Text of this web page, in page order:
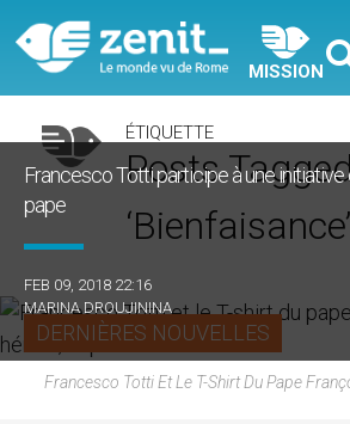
MISSION
ÉTIQUETTE
Posts
‘bienfaisance’
DERNIÈRES NOUVELLES
Francesco Totti participe à une
pape
FEB 09, 2018 22:16
MARINA DROUJININA
Francesco Totti Et Le T-Shirt Du Pape